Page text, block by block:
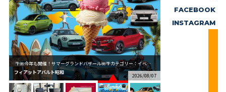
🌴🌺今年も開催！サマーグランドバザール🌺🌴カテゴリー：イベント[2026/08/06] ...
フィアットアバルト昭和
2026/08/07
FACEBOOK
INSTAGRAM